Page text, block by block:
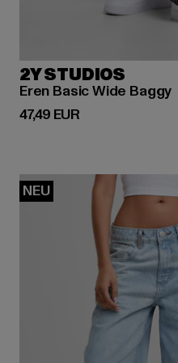
2Y STUDIOS
Eren Basic Wide Baggy
47,49 EUR
Derzeitiger Preis: 47,49 EUR
NEU